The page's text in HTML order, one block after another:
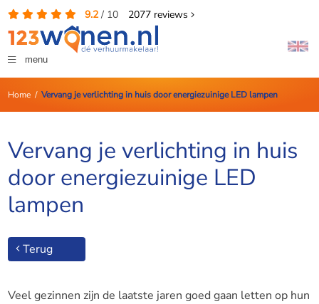
9.2/ 10 2077reviews
menu
Home/ Vervang je verlichting in huis door energiezuinige LED lampen
Vervang je verlichting in huis
door energiezuinige LED
lampen
Terug
Veel gezinnen zijn de laatste jaren goed gaan letten op hun